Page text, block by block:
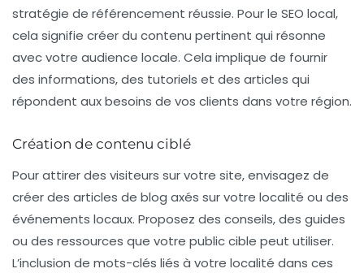
stratégie de référencement réussie. Pour le SEO local,
cela signifie créer du contenu pertinent qui résonne
avec votre audience locale. Cela implique de fournir
des informations, des tutoriels et des articles qui
répondent aux besoins de vos clients dans votre région.
Création de contenu ciblé
Pour attirer des visiteurs sur votre site, envisagez de
créer des articles de blog axés sur votre localité ou des
événements locaux. Proposez des conseils, des guides
ou des ressources que votre public cible peut utiliser.
L’inclusion de mots-clés liés à votre localité dans ces